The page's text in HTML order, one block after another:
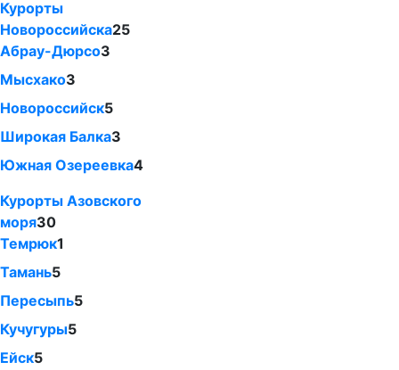
Курорты
Новороссийска25
Абрау-Дюрсо3
Мысхако3
Новороссийск5
Широкая Балка3
Южная Озереевка4
Курорты Азовского
моря30
Темрюк1
Тамань5
Пересыпь5
Кучугуры5
Ейск5